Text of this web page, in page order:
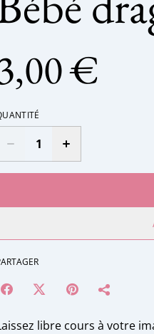
€
libre cours à votre